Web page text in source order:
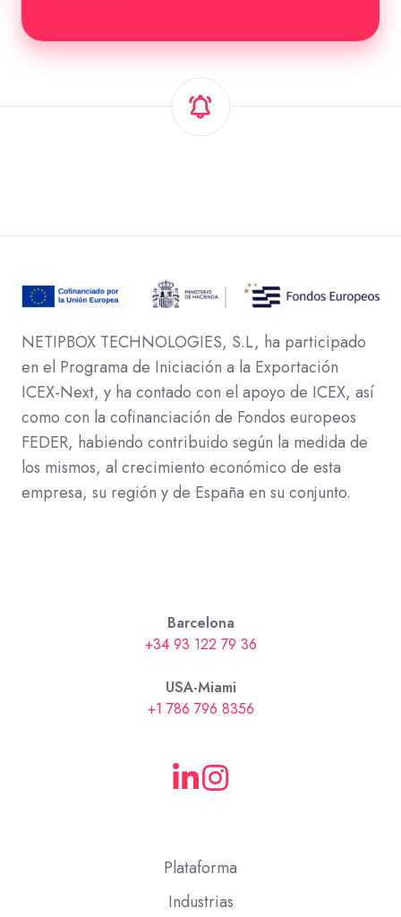
NETIPBOX TECHNOLOGIES, S.L, ha participado
en el Programa de Iniciación a la Exportación
ICEX-Next, y ha contado con el apoyo de ICEX, así
como con la cofinanciación de Fondos europeos
FEDER, habiendo contribuido según la medida de
los mismos, al crecimiento económico de esta
empresa, su región y de España en su conjunto.
Barcelona
+34 93 122 79 36
USA-Miami
+1 786 796 8356
Plataforma
Industrias